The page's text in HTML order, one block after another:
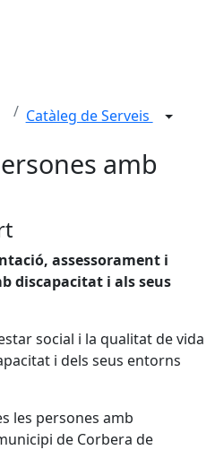
Catàleg de Serveis
amb
assessorament i
discapacitat i als seus
social i la qualitat de vida
i dels seus entorns
les persones amb
de Corbera de